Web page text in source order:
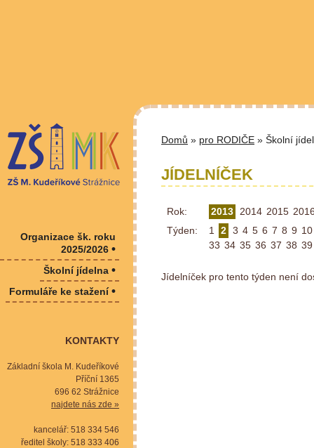
Domů » pro RODIČE » Školní
JÍDELNÍČEK
Rok: 2013 2014 2015
Týden:
1 2 3 4 5 6 7 8 9 10
33 34 35 36 37 38 39
Jídelníček pro tento týden není
Organizace šk. roku
2025/2026 •
Školní jídelna •
Formuláře ke stažení•
KONTAKTY
Základní škola M. Kudeříkové
Příční 1365
696 62 Strážnice
najdete nás zde »
kancelář: 518 334 546
ředitel školy: 518 333 406